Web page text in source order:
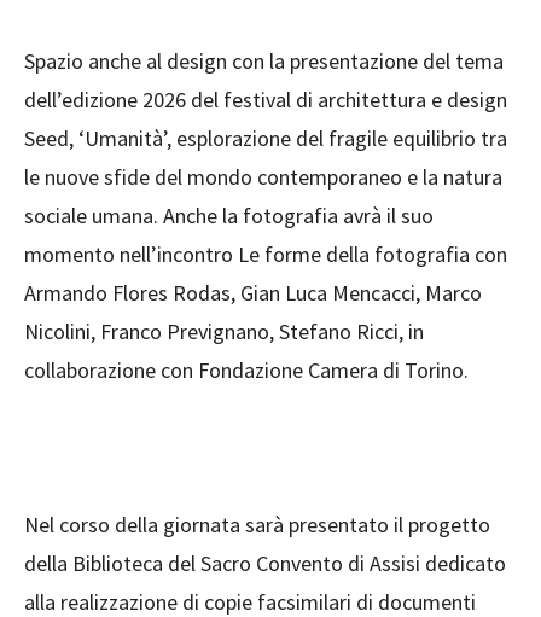
Spazio anche al design con la presentazione del tema
dell’edizione 2026 del festival di architettura e design
Seed, ‘Umanità’, esplorazione del fragile equilibrio tra
le nuove sfide del mondo contemporaneo e la natura
sociale umana. Anche la fotografia avrà il suo
momento nell’incontro Le forme della fotografia con
Armando Flores Rodas, Gian Luca Mencacci, Marco
Nicolini, Franco Prevignano, Stefano Ricci, in
collaborazione con Fondazione Camera di Torino.
Nel corso della giornata sarà presentato il progetto
della Biblioteca del Sacro Convento di Assisi dedicato
alla realizzazione di copie facsimilari di documenti